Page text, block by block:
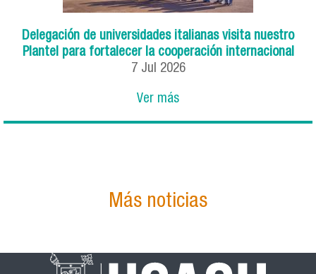
Delegación de universidades italianas visita nuestro
Plantel para fortalecer la cooperación internacional
7 Jul 2026
Ver más
Más noticias